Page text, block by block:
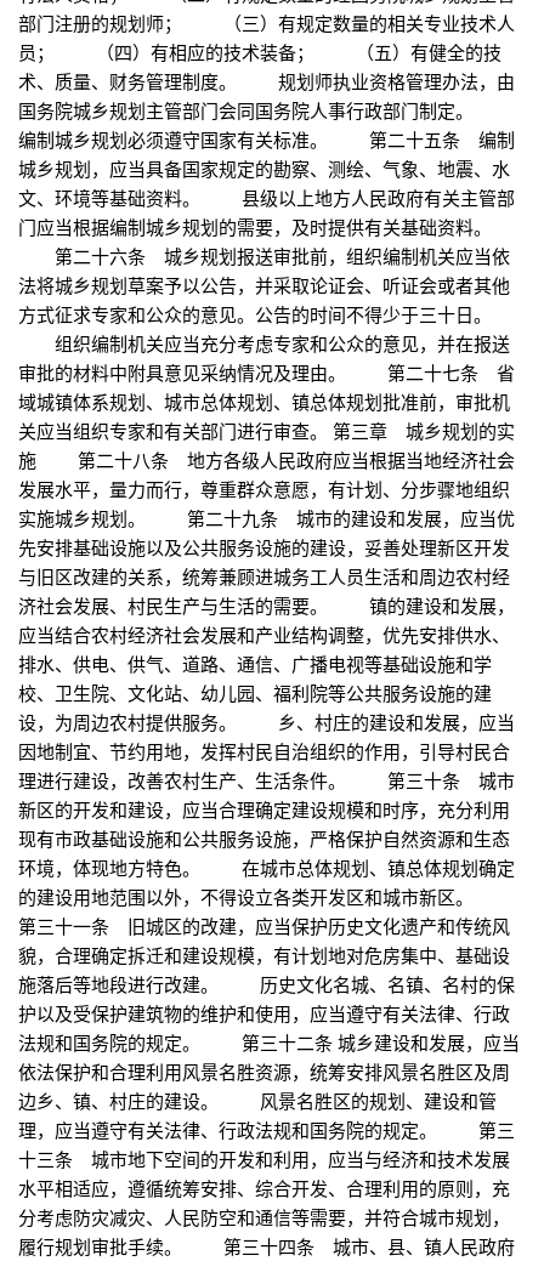
部门注册的规划师； （三）有规定数量的相关专业技术人
员； （四）有相应的技术装备； （五）有健全的技
术、质量、财务管理制度。 规划师执业资格管理办法，由
国务院城乡规划主管部门会同国务院人事行政部门制定。
编制城乡规划必须遵守国家有关标准。 第二十五条 编制
城乡规划，应当具备国家规定的勘察、测绘、气象、地震、水
文、环境等基础资料。 县级以上地方人民政府有关主管部
门应当根据编制城乡规划的需要，及时提供有关基础资料。
第二十六条 城乡规划报送审批前，组织编制机关应当依
法将城乡规划草案予以公告，并采取论证会、听证会或者其他
方式征求专家和公众的意见。公告的时间不得少于三十日。
组织编制机关应当充分考虑专家和公众的意见，并在报送
审批的材料中附具意见采纳情况及理由。 第二十七条 省
域城镇体系规划、城市总体规划、镇总体规划批准前，审批机
关应当组织专家和有关部门进行审查。 第三章 城乡规划的实
施 第二十八条 地方各级人民政府应当根据当地经济社会
发展水平，量力而行，尊重群众意愿，有计划、分步骤地组织
实施城乡规划。 第二十九条 城市的建设和发展，应当优
先安排基础设施以及公共服务设施的建设，妥善处理新区开发
与旧区改建的关系，统筹兼顾进城务工人员生活和周边农村经
济社会发展、村民生产与生活的需要。 镇的建设和发展，
应当结合农村经济社会发展和产业结构调整，优先安排供水、
排水、供电、供气、道路、通信、广播电视等基础设施和学
校、卫生院、文化站、幼儿园、福利院等公共服务设施的建
设，为周边农村提供服务。 乡、村庄的建设和发展，应当
因地制宜、节约用地，发挥村民自治组织的作用，引导村民合
理进行建设，改善农村生产、生活条件。 第三十条 城市
新区的开发和建设，应当合理确定建设规模和时序，充分利用
现有市政基础设施和公共服务设施，严格保护自然资源和生态
环境，体现地方特色。 在城市总体规划、镇总体规划确定
的建设用地范围以外，不得设立各类开发区和城市新区。
第三十一条 旧城区的改建，应当保护历史文化遗产和传统风
貌，合理确定拆迁和建设规模，有计划地对危房集中、基础设
施落后等地段进行改建。 历史文化名城、名镇、名村的保
护以及受保护建筑物的维护和使用，应当遵守有关法律、行政
法规和国务院的规定。 第三十二条 城乡建设和发展，应当
依法保护和合理利用风景名胜资源，统筹安排风景名胜区及周
边乡、镇、村庄的建设。 风景名胜区的规划、建设和管
理，应当遵守有关法律、行政法规和国务院的规定。 第三
十三条 城市地下空间的开发和利用，应当与经济和技术发展
水平相适应，遵循统筹安排、综合开发、合理利用的原则，充
分考虑防灾减灾、人民防空和通信等需要，并符合城市规划，
履行规划审批手续。 第三十四条 城市、县、镇人民政府